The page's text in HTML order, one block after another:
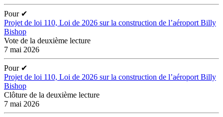
Pour ✔
Projet de loi 110, Loi de 2026 sur la construction de l’aéroport Billy
Bishop
Vote de la deuxième lecture
7 mai 2026
Pour ✔
Projet de loi 110, Loi de 2026 sur la construction de l’aéroport Billy
Bishop
Clôture de la deuxième lecture
7 mai 2026